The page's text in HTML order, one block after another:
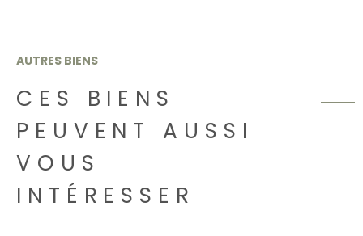
AUTRES BIENS
CES BIENS
PEUVENT AUSSI
VOUS
INTÉRESSER